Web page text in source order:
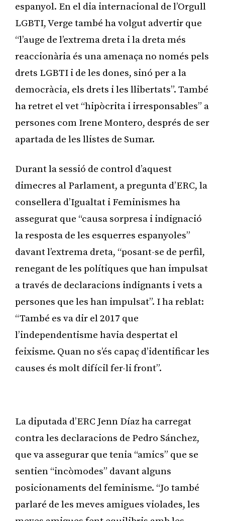
espanyol. En el dia internacional de l’Orgull
LGBTI, Verge també ha volgut advertir que
“l’auge de l’extrema dreta i la dreta més
reaccionària és una amenaça no només pels
drets LGBTI i de les dones, sinó per a la
democràcia, els drets i les llibertats”. També
ha retret el vet “hipòcrita i irresponsables” a
persones com Irene Montero, després de ser
apartada de les llistes de Sumar.
Durant la sessió de control d’aquest
dimecres al Parlament, a pregunta d’ERC, la
consellera d’Igualtat i Feminismes ha
assegurat que “causa sorpresa i indignació
la resposta de les esquerres espanyoles”
davant l’extrema dreta, “posant-se de perfil,
renegant de les polítiques que han impulsat
a través de declaracions indignants i vets a
persones que les han impulsat”. I ha reblat:
“També es va dir el 2017 que
l’independentisme havia despertat el
feixisme. Quan no s’és capaç d’identificar les
causes és molt difícil fer-li front”.
La diputada d’ERC Jenn Díaz ha carregat
contra les declaracions de Pedro Sánchez,
que va assegurar que tenia “amics” que se
sentien “incòmodes” davant alguns
posicionaments del feminisme. “Jo també
parlaré de les meves amigues violades, les